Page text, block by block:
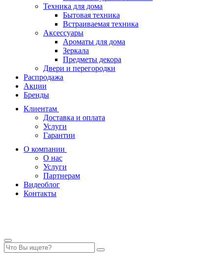
Техника для дома
Бытовая техника
Встраиваемая техника
Аксессуары
Ароматы для дома
Зеркала
Предметы декора
Двери и перегородки
Распродажа
Акции
Бренды
Клиентам
Доставка и оплата
Услуги
Гарантии
О компании
О нас
Услуги
Партнерам
Видеоблог
Контакты